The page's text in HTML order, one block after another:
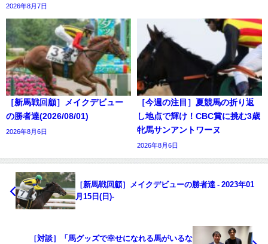
2026年8月7日
［新馬戦回顧］メイクデビュー
の勝者達(2026/08/01)
2026年8月6日
［今週の注目］夏競馬の折り返
し地点で輝け！CBC賞に挑む3歳
牝馬サンアントワーヌ
2026年8月6日
［新馬戦回顧］メイクデビューの勝者達 - 2023年01
月15日(日)-
［対談］「馬グッズで幸せになれる馬がいるな